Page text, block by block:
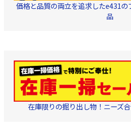
価格と品質の両立を追求したe431
品
在庫限りの掘り出し物！ニーズ